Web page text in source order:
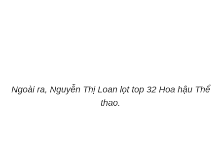
Ngoài ra, Nguyễn Thị Loan lọt top 32 Hoa hậu Thể
thao.